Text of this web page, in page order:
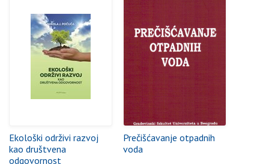
Ekološki održivi razvoj
kao društvena
odgovornost
Prečišćavanje otpadnih
voda